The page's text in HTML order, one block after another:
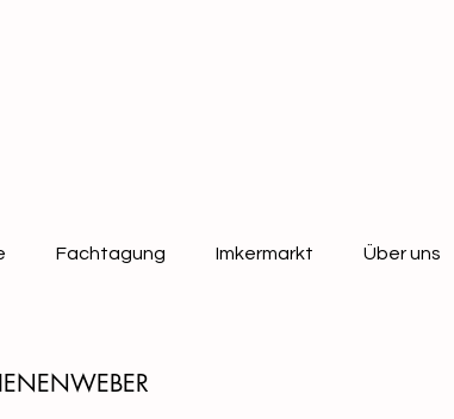
Fachtagung Imkermarkt Über uns